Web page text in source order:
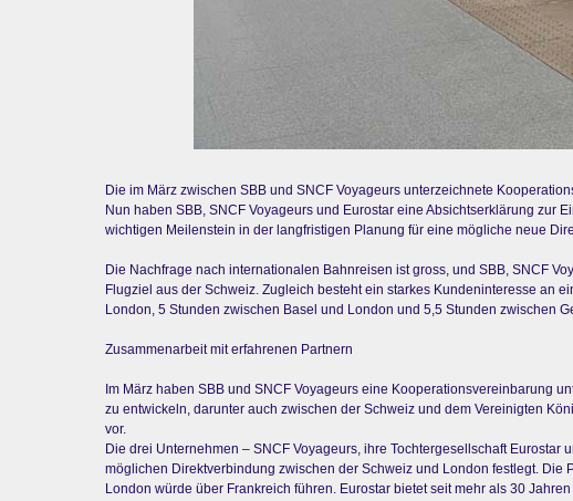
Die im März zwischen SBB und SNCF Voyageurs unterzeichnete
Nun haben SBB, SNCF Voyageurs und Eurostar eine Absichtserklärung
wichtigen Meilenstein in der langfristigen Planung für eine mögliche neue
Die Nachfrage nach internationalen Bahnreisen ist gross, und SBB, SNCF
Flugziel aus der Schweiz. Zugleich besteht ein starkes Kundeninteresse an
London, 5 Stunden zwischen Basel und London und 5,5 Stunden zwischen
Zusammenarbeit mit erfahrenen Partnern
Im März haben SBB und SNCF Voyageurs eine Kooperationsvereinbarung
zu entwickeln, darunter auch zwischen der Schweiz und dem Vereinigten
vor.
Die drei Unternehmen – SNCF Voyageurs, ihre Tochtergesellschaft
möglichen Direktverbindung zwischen der Schweiz und London festlegt. Die
London würde über Frankreich führen. Eurostar bietet seit mehr als 30